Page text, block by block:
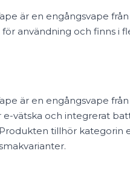
är en engångsvape från
användning och finns i
är en engångsvape
e-vätska och integrerat
tillhör kategorin